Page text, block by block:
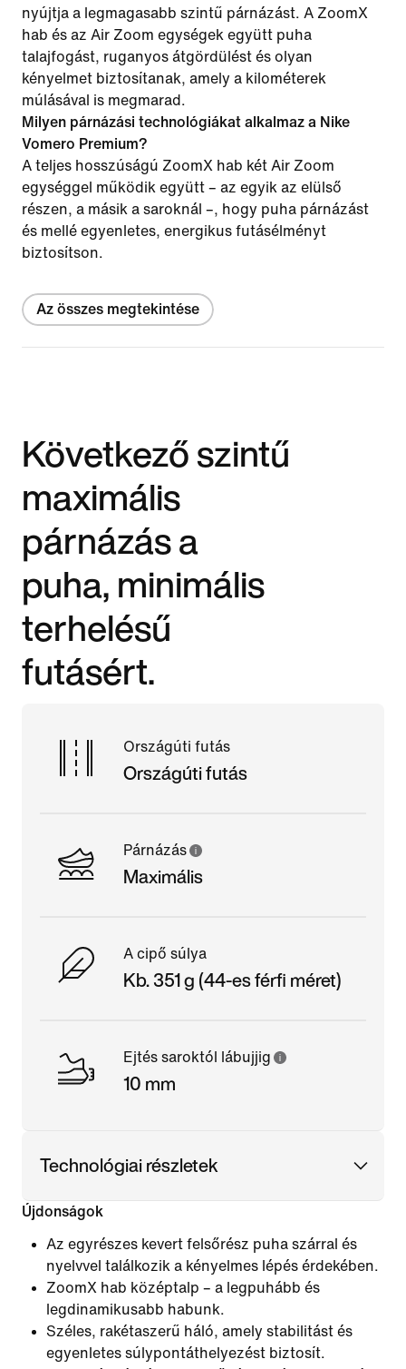
nyújtja a legmagasabb szintű párnázást. A ZoomX
hab és az Air Zoom egységek együtt puha
talajfogást, ruganyos átgördülést és olyan
kényelmet biztosítanak, amely a kilométerek
múlásával is megmarad.
Milyen párnázási technológiákat alkalmaz a Nike
Vomero Premium?
A teljes hosszúságú ZoomX hab két Air Zoom
egységgel működik együtt – az egyik az elülső
részen, a másik a saroknál –, hogy puha párnázást
és mellé egyenletes, energikus futásélményt
biztosítson.
Az összes megtekintése
Következő szintű
maximális
párnázás a
puha, minimális
terhelésű
futásért.
Országúti futás
Országúti futás
Párnázás
Maximális
A cipő súlya
Kb. 351 g (44-es férfi méret)
Ejtés saroktól lábujjig
10 mm
Technológiai részletek
Újdonságok
Az egyrészes kevert felsőrész puha szárral és
nyelvvel találkozik a kényelmes lépés érdekében.
ZoomX hab középtalp – a legpuhább és
legdinamikusabb habunk.
Széles, rakétaszerű háló, amely stabilitást és
egyenletes súlypontáthelyezést biztosít.